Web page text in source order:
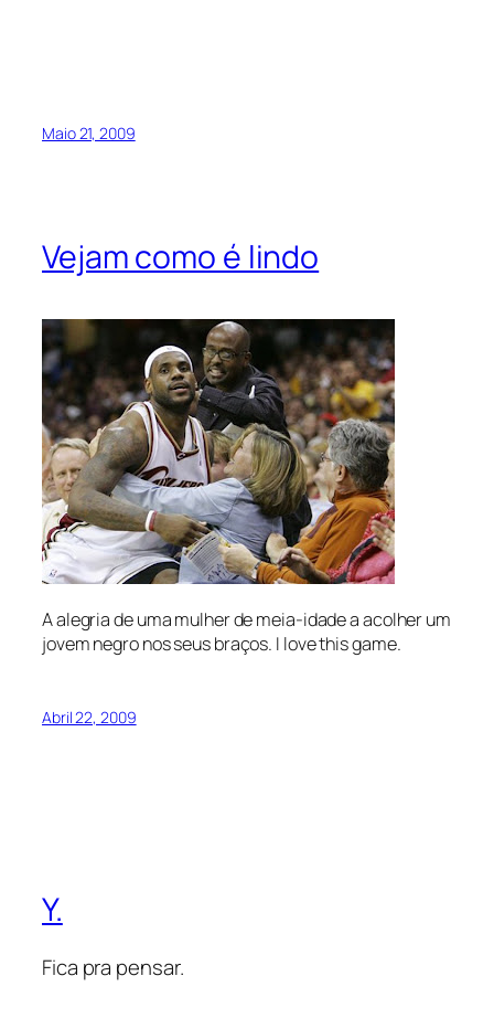
Maio 21, 2009
Vejam como é lindo
A alegria de uma mulher de meia-idade a acolher um
jovem negro nos seus braços. I love this game.
Abril 22, 2009
Y.
Fica pra pensar.